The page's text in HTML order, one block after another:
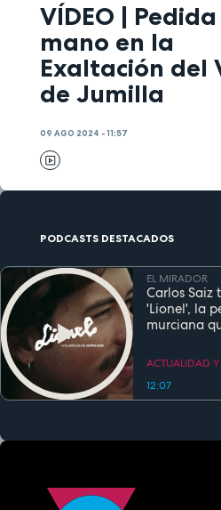
VÍDEO |
mano en la
Exaltación del
de Jumilla
09 AGO 2024 - 11:57
PODCASTS DESTACADOS
EL MIRADOR
Carlos Saiz
'Lionel', la
murciana
estreno
ACTUALIDAD
12:07